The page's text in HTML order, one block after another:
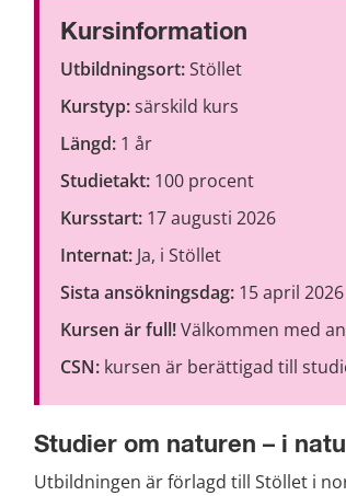
Kursinformation
Utbildningsort: Stöllet
Kurstyp: särskild kurs
Längd: 1 år
Studietakt: 100 procent
Kursstart: 17 augusti 2026
Internat: Ja, i Stöllet
Sista ansökningsdag: 15 april 2026
Kursen är full! Välkommen med
CSN: kursen är berättigad till
Studier om naturen – i
Utbildningen är förlagd till Stöllet i